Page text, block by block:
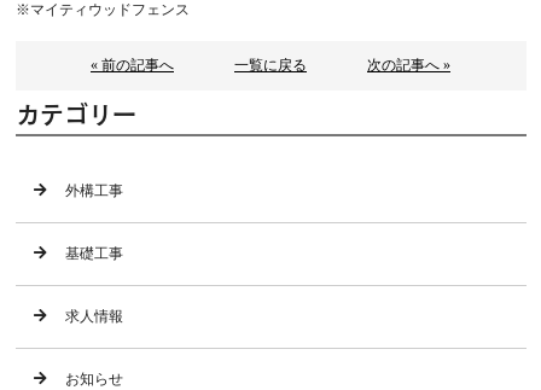
※マイティウッドフェンス
« 前の記事へ 一覧に戻る 次の記事へ »
カテゴリー
外構工事
基礎工事
求人情報
お知らせ